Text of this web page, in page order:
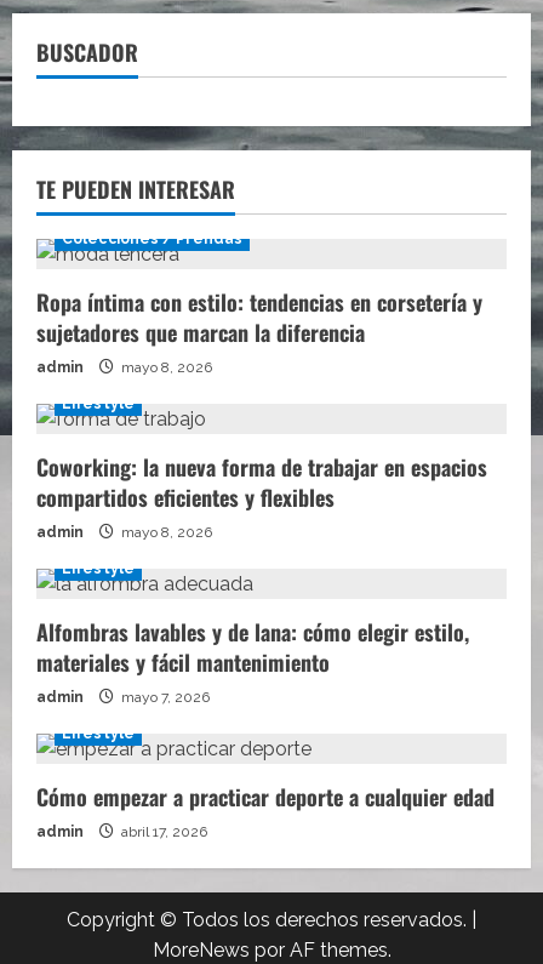
BUSCADOR
TE PUEDEN INTERESAR
Colecciones / Prendas
Ropa íntima con estilo: tendencias en corsetería y
sujetadores que marcan la diferencia
admin mayo 8, 2026
Lifestyle
Coworking: la nueva forma de trabajar en espacios
compartidos eficientes y flexibles
admin mayo 8, 2026
Lifestyle
Alfombras lavables y de lana: cómo elegir estilo,
materiales y fácil mantenimiento
admin mayo 7, 2026
Lifestyle
Cómo empezar a practicar deporte a cualquier edad
admin abril 17, 2026
Copyright © Todos los derechos reservados.
MoreNews por AF themes.